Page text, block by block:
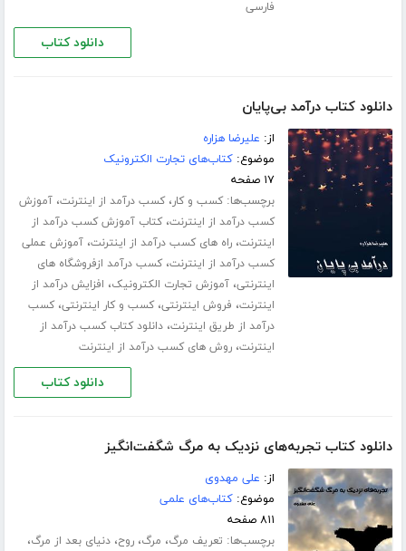
فارسی
دانلود کتاب
دانلود کتاب درآمد بی‌پایان
از: علیرضا هزاره
موضوع:کتاب‌های تجارت الکترونیک
۱۷ صفحه
برچسب‌ها:کسب و کار،کسب درآمد از اینترنت،آموزش
کسب درآمد از اینترنت،کتاب آموزش کسب درآمد از
اینترنت،راه های کسب درآمد از اینترنت،آموزش عملی
کسب درآمد از اینترنت،کسب درآمد ازفروشگاه های
اینترنتی،آموزش تجارت الکترونیک، افزایش درآمد از
اینترنت، فروش اینترنتی،کسب و کار اینترنتی،کسب
درآمد از طریق اینترنت،دانلود کتاب کسب درآمد از
اینترنت،روش های کسب درآمد از اینترنت
دانلود کتاب
دانلود کتاب تجربه‌های نزدیک به مرگ شگفت‌انگیز
از: علی مهدوی
موضوع:کتاب‌های علمی
۸۱۱ صفحه
برچسب‌ها: تعریف مرگ، مرگ،روح،دنیای بعد از مرگ،